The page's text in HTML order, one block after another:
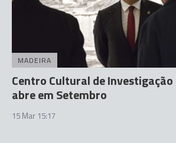
MADEIRA
Centro Cultural de Investigação
abre em Setembro
15 Mar 15:17